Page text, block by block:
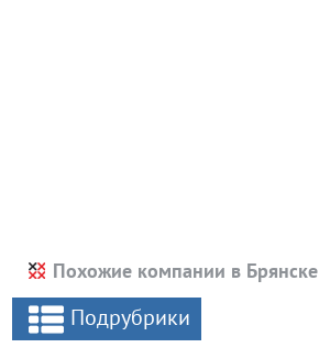
Похожие компании в Брянске
Подрубрики